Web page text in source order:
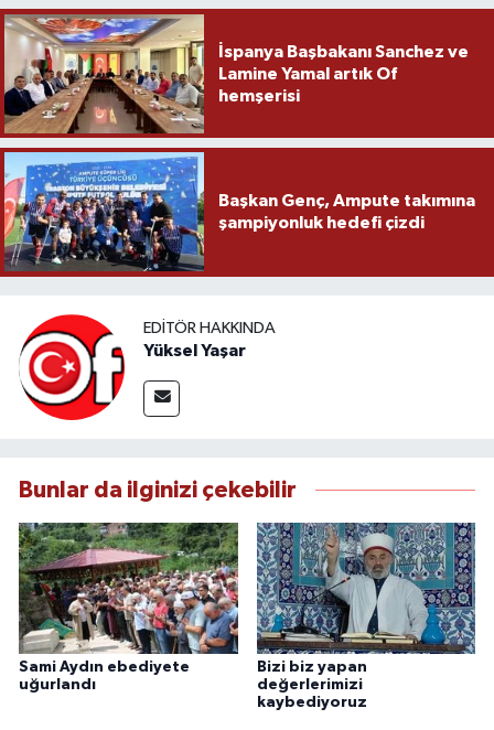
İspanya Başbakanı Sanchez ve
Lamine Yamal artık Of
hemşerisi
Başkan Genç, Ampute takımına
şampiyonluk hedefi çizdi
EDITÖR HAKKINDA
Yüksel Yaşar
Bunlar da ilginizi çekebilir
Sami Aydın ebediyete
uğurlandı
Bizi biz yapan
değerlerimizi
kaybediyoruz